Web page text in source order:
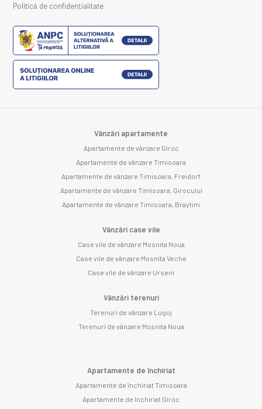
Politică de confidențialitate
Vânzări apartamente
Apartamente de vânzare Giroc
Apartamente de vânzare Timisoara
Apartamente de vânzare Timisoara, Freidorf
Apartamente de vânzare Timisoara, Girocului
Apartamente de vânzare Timisoara, Braytim
Vânzări case vile
Case vile de vânzare Mosnita Noua
Case vile de vânzare Mosnita Veche
Case vile de vânzare Urseni
Vânzări terenuri
Terenuri de vânzare Lugoj
Terenuri de vânzare Mosnita Noua
Apartamente de închiriat
Apartamente de închiriat Timisoara
Apartamente de închiriat Giroc